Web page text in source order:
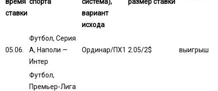
ставки
вариант
исхода
05.06.
Футбол, Серия
А, Наполи —
Интер
Ординар/ПХ1 2.05/2$ выигрыш
Футбол,
Премьер-Лига